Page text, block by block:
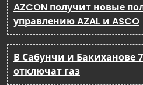
AZCON получит новые
управлению AZAL и ASCO
В Сабунчи и Бакиханове
отключат газ